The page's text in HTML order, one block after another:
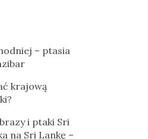
– ptasia
krajową
i ptaki Sri
na Sri Lankę –